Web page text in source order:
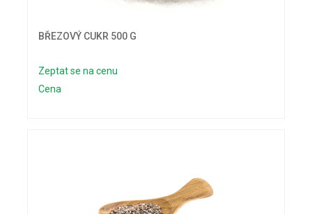
BŘEZOVÝ CUKR 500 G
Zeptat se na cenu
Cena